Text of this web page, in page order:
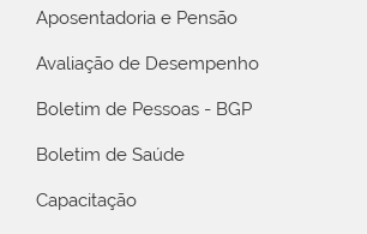
Aposentadoria e Pensão
Avaliação de Desempenho
Boletim de Pessoas - BGP
Boletim de Saúde
Capacitação